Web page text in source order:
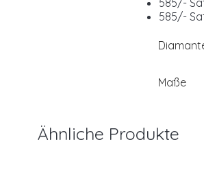
585/-
585/-
Maße
Ähnliche Produkte